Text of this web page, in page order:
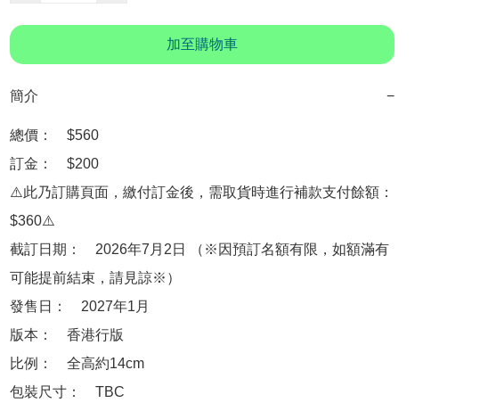
加至購物車
簡介 −
總價：　$560
訂金：　$200
⚠️此乃訂購頁面，繳付訂金後，需取貨時進行補款支付餘額：
$360⚠️
截訂日期：　2026年7月2日 （※因預訂名額有限，如額滿有
可能提前結束，請見諒※）
發售日：　2027年1月
版本：　香港行版
比例：　全高約14cm
包裝尺寸：　TBC